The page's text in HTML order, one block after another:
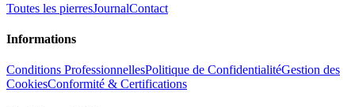
Toutes les pierresJournalContact
Informations
Conditions ProfessionnellesPolitique de ConfidentialitéGestion des
CookiesConformité & Certifications